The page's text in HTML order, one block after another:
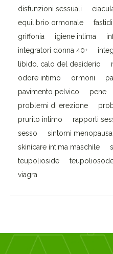
disfunzioni sessuali
equilibrio ormonale
griffonia
igiene intima
integratori donna 40+
libido. calo del desiderio
odore intimo
ormoni
pavimento pelvico
pene
problemi di erezione
prurito intimo
rapporti
sesso
sintomi menopausa
skinicare intima maschile
teupolioside
viagra